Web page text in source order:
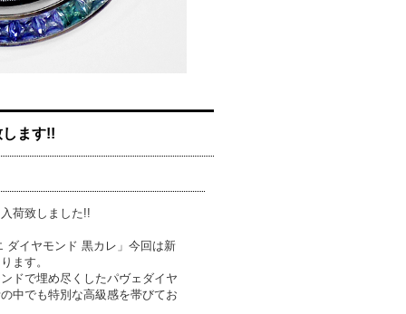
ます!!
荷致しました!!
ダイヤモンド 黒カレ」今回は新
ます。
ドで埋め尽くしたパヴェダイヤ
中でも特別な高級感を帯びてお